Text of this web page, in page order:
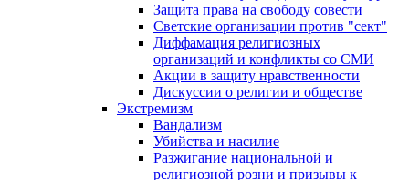
Защита права на свободу совести
Светские организации против "сект"
Диффамация религиозных
организаций и конфликты со СМИ
Акции в защиту нравственности
Дискуссии о религии и обществе
Экстремизм
Вандализм
Убийства и насилие
Разжигание национальной и
религиозной розни и призывы к